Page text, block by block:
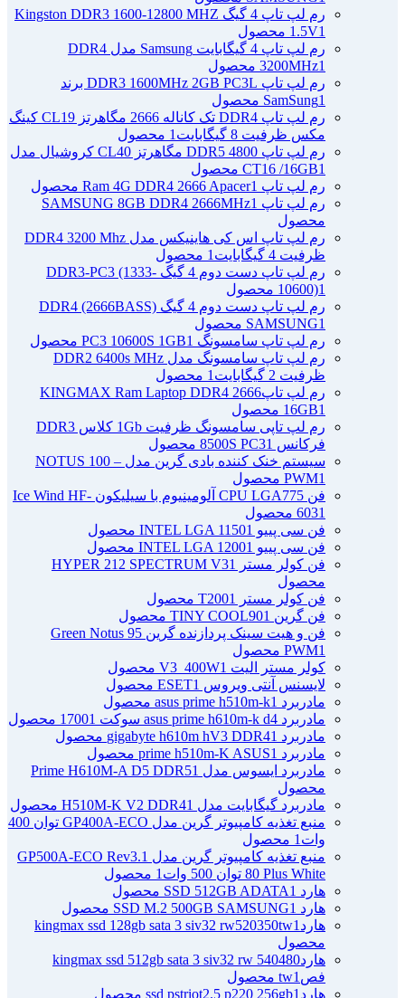
رم لپ تاپ 4 گیگ Kingston DDR3 1600-12800 MHZ
1.5V1 محصول
رم لپ تاپ 4 گیگابایت Samsung مدل DDR4
3200MHz1 محصول
رم لپ تاپ DDR3 1600MHz 2GB PC3L برند
SamSung1 محصول
رم لپ تاپ DDR4 تک کاناله 2666 مگاهرتز CL19 کینگ
مکس ظرفیت 8 گیگابایت
1 محصول
رم لپ تاپ DDR5 4800 مگاهرتز CL40 کروشیال مدل
CT16 /16GB1 محصول
رم لپ تاپ Ram 4G DDR4 2666 Apacer 1 محصول
رم لپ تاپ SAMSUNG 8GB DDR4 2666MHz 1
محصول
رم لپ تاپ اس کی هاینیکس مدل DDR4 3200 Mhz
ظرفیت 4 گیگابایت
1 محصول
رم لپ تاپ دست دوم 4 گیگ DDR3-PC3 (1333-
10600)1 محصول
رم لپ تاپ دست دوم 4 گیگ DDR4 (2666BASS)
SAMSUNG1 محصول
رم لپ تاپ سامسونگ PC3 10600S 1GB 1 محصول
رم لپ تاپ سامسونگ مدل DDR2 6400s MHz
ظرفیت 2 گیگابایت
1 محصول
رم لپ تاپ2666 KINGMAX Ram Laptop DDR4
16GB1 محصول
رم لپ تاپی سامسونگ ظرفیت 1Gb کلاس DDR3
فرکانس 8500S PC3 1 محصول
سیستم خنک کننده بادی گرین مدل NOTUS 100 –
PWM1 محصول
فن CPU LGA775 آلومینیوم با سیلیکون Ice Wind HF-
6031 محصول
فن سی پییو INTEL LGA 1150 1 محصول
فن سی پییو INTEL LGA 1200 1 محصول
فن کولر مستر HYPER 212 SPECTRUM V3
1
محصول
فن کولر مستر T200
1 محصول
فن گرین TINY COOL90 1 محصول
فن و هیت سینک پردازنده گرین Green Notus 95
PWM1 محصول
کولر مستر الیت V3_400W 1 محصول
لایسنس آنتی ویروس ESET 1 محصول
مادربرد asus prime h510m-k 1 محصول
مادربرد asus prime h610m-k d4 سوکت 1700
1 محصول
مادربرد gigabyte h610m hV3 DDR4 1 محصول
مادربرد prime h510m-K ASUS 1 محصول
مادربرد ایسوس مدل Prime H610M-A D5 DDR5 1
محصول
مادربرد گیگابایت مدل H510M-K V2 DDR4 1 محصول
منبع تغذیه کامپیوتر گرین مدل GP400A-ECO توان 400
وات 1 محصول
منبع تغذیه کامپیوتر گرین مدل GP500A-ECO Rev3.1
80 Plus White توان 500 وات
1 محصول
هارد SSD 512GB ADATA 1 محصول
هارد SSD M.2 500GB SAMSUNG 1 محصول
هاردkingmax ssd 128gb sata 3 siv32 rw520350tw 1
محصول
هاردkingmax ssd 512gb sata 3 siv32 rw 540480
فصtw 1 محصول
هاردssd pstriot2.5 p220 256gb 1 محصول